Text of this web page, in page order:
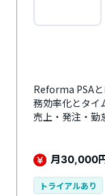
Reforma PSA
務効率化とタイ
売上・発注・勤
ジェクトごと
益管理を可能
自動計算し、案
に紐づけて管
月30,000
トライアルあり